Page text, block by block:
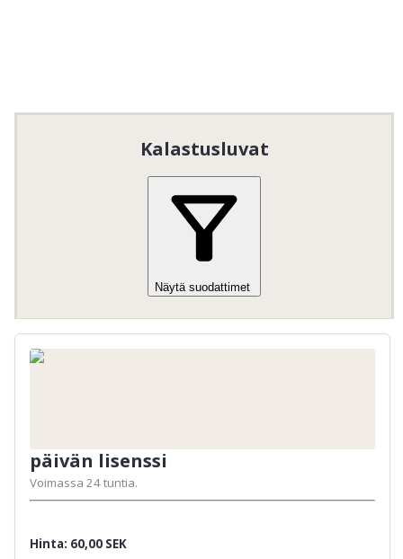
Kalastusluvat
Näytä suodattimet
päivän lisenssi
Voimassa 24 tuntia.
Hinta: 60,00 SEK